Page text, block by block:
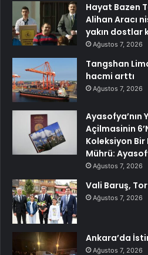
Hayat Bazen
Alihan Aracı
yakın dostlar
Ağustos 7, 2026
Tangshan
hacmi arttı
Ağustos 7, 2026
Ayasofya’nın
Açilmasinin
Koleksiyon Bir
Mührü:
Ağustos 7, 2026
Vali Baruş,
Ağustos 7, 2026
Ankara’da
Ağustos 7, 2026